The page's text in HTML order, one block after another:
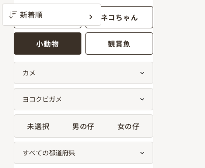
ワンちゃん ネコちゃん
小動物 観賞魚
未選択 男の仔 女の仔